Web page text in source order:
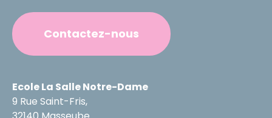
Contactez-nous
Ecole La Salle Notre-Dame
9 Rue Saint-Fris,